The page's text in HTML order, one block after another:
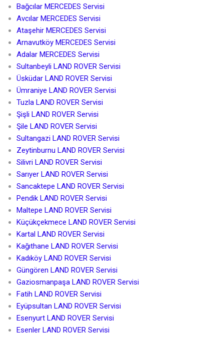
Bağcılar MERCEDES Servisi
Avcılar MERCEDES Servisi
Ataşehir MERCEDES Servisi
Arnavutköy MERCEDES Servisi
Adalar MERCEDES Servisi
Sultanbeyli LAND ROVER Servisi
Üsküdar LAND ROVER Servisi
Ümraniye LAND ROVER Servisi
Tuzla LAND ROVER Servisi
Şişli LAND ROVER Servisi
Şile LAND ROVER Servisi
Sultangazi LAND ROVER Servisi
Zeytinburnu LAND ROVER Servisi
Silivri LAND ROVER Servisi
Sarıyer LAND ROVER Servisi
Sancaktepe LAND ROVER Servisi
Pendik LAND ROVER Servisi
Maltepe LAND ROVER Servisi
Küçükçekmece LAND ROVER Servisi
Kartal LAND ROVER Servisi
Kağıthane LAND ROVER Servisi
Kadıköy LAND ROVER Servisi
Güngören LAND ROVER Servisi
Gaziosmanpaşa LAND ROVER Servisi
Fatih LAND ROVER Servisi
Eyüpsultan LAND ROVER Servisi
Esenyurt LAND ROVER Servisi
Esenler LAND ROVER Servisi